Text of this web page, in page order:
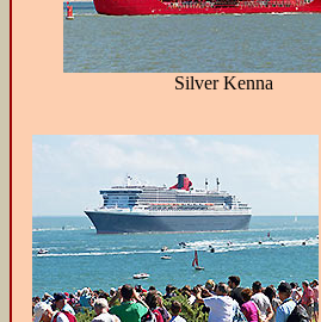
Silver Kenna